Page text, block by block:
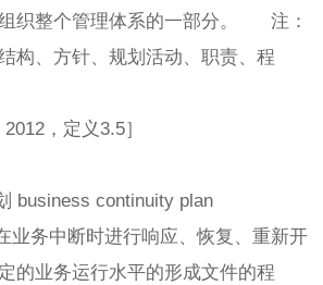
织整个管理体系的一部分。 注：
构、方针、规划活动、职责、程
，定义3.5］
continuity plan
务中断时进行响应、恢复、重新开
的业务运行水平的形成文件的程